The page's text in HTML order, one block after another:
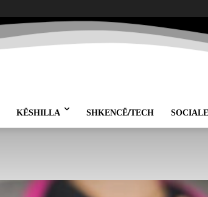
KËSHILLA SHKENCË/TECH SOCIALE